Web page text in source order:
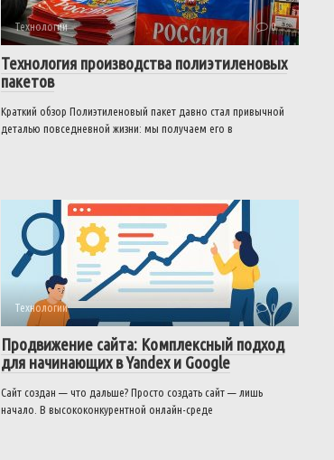
Технологии 0
Технология производства полиэтиленовых
пакетов
Краткий обзор Полиэтиленовый пакет давно стал привычной
деталью повседневной жизни: мы получаем его в
Технологии 0
Продвижение сайта: Комплексный подход
для начинающих в Yandex и Google
Сайт создан — что дальше? Просто создать сайт — лишь
начало. В высококонкурентной онлайн-среде